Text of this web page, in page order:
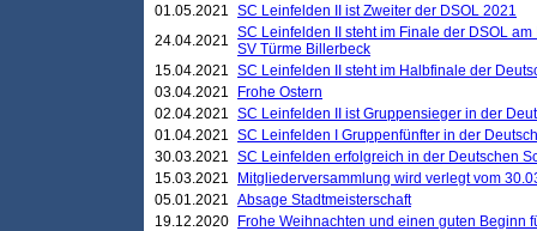
01.05.2021 SC Leinfelden II ist Zweiter der DSOL 2021
24.04.2021 SC Leinfelden II steht im Finale der DSOL
SV Türme Billerbeck
15.04.2021 SC Leinfelden II steht im Halbfinale der
03.04.2021
Frohe Ostern
02.04.2021 SC Leinfelden II ist Gruppensieger in der
01.04.2021 SC Leinfelden I Gruppenfünfter in der
30.03.2021 SC Leinfelden erfolgreich in der Deutschen
15.03.2021
Mitgliederversammlung wird verlegt vom
05.01.2021 Absage Stadtmeisterschaft
19.12.2020
Frohe Weihnachten und einen guten Beginn